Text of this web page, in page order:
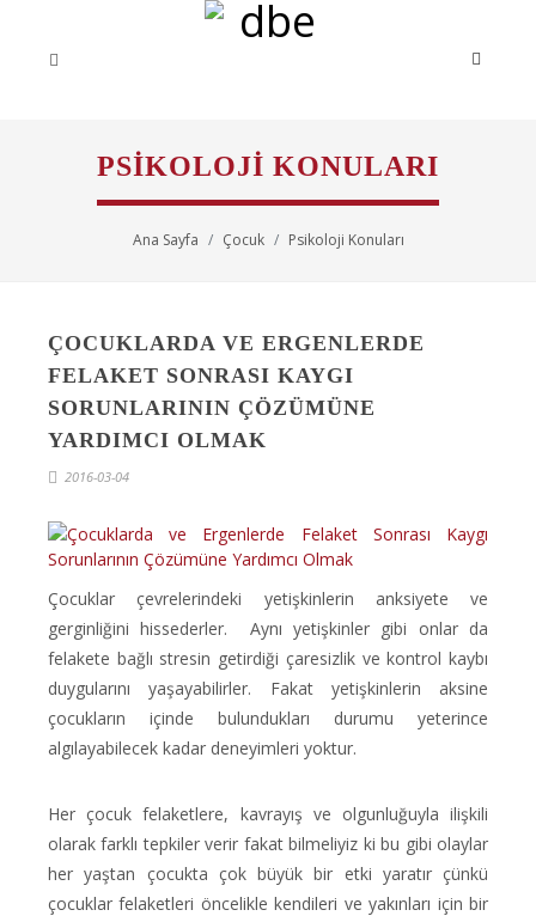
PSIKOLOJI KONULARI
Ana Sayfa Çocuk Psikoloji Konuları
ÇOCUKLARDA VE ERGENLERDE
FELAKET SONRASI KAYGI
SORUNLARININ ÇÖZÜMÜNE
YARDIMCI OLMAK
2016-03-04
Çocuklar çevrelerindeki yetişkinlerin anksiyete ve
gerginliğini hissederler. Aynı yetişkinler gibi onlar da
felakete bağlı stresin getirdiği çaresizlik ve kontrol kaybı
duygularını yaşayabilirler. Fakat yetişkinlerin aksine
çocukların içinde bulundukları durumu yeterince
algılayabilecek kadar deneyimleri yoktur.
Her çocuk felaketlere, kavrayış ve olgunluğuyla ilişkili
olarak farklı tepkiler verir fakat bilmeliyiz ki bu gibi olaylar
her yaştan çocukta çok büyük bir etki yaratır çünkü
çocuklar felaketleri öncelikle kendileri ve yakınları için bir